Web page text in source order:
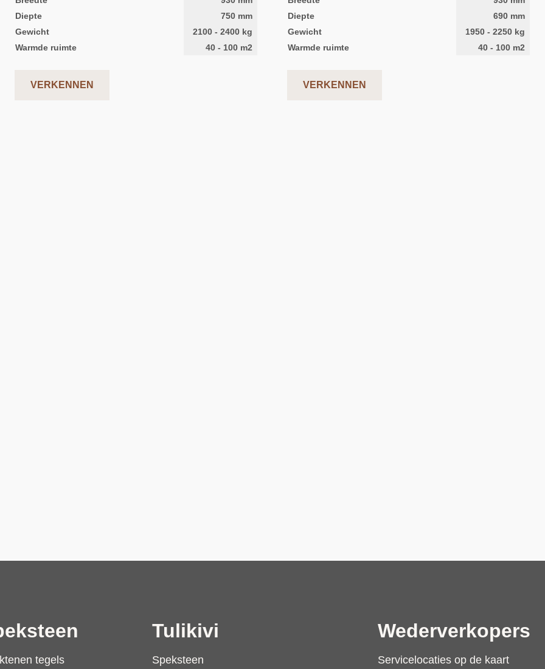
Diepte
750mm
Gewicht
2100 - 2400kg
Warmde ruimte
40 - 100m2
VERKENNEN
Diepte
690mm
Gewicht
1950 - 2250kg
Warmde ruimte
40 - 100m2
VERKENNEN
tegels
Tulikivi
Speksteen
Wederverkopers
Servicelocaties op de kaart